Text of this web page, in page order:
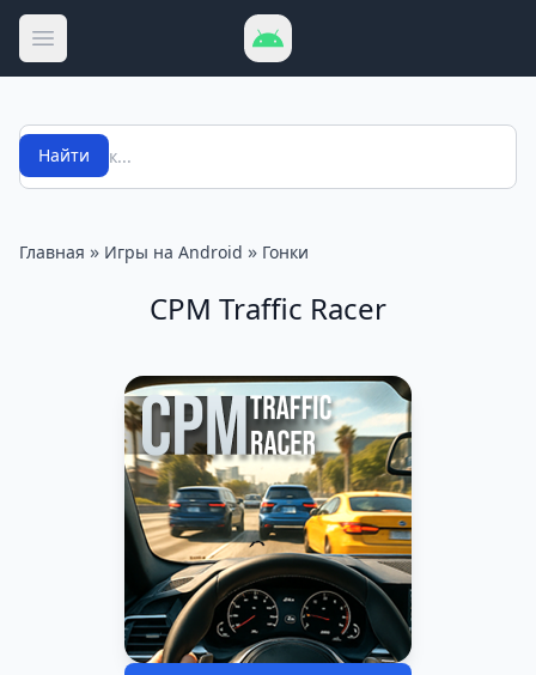
Открыть меню
Поиск
Найти
Главная » Игры на Android » Гонки
CPM Traffic Racer